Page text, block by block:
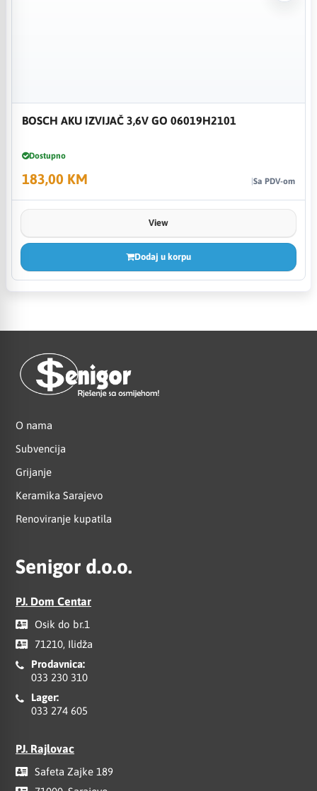
BOSCH AKU IZVIJAČ 3,6V GO 06019H2101
Dostupno
183,00 KM Sa PDV-om
View
Dodaj u korpu
O nama
Subvencija
Grijanje
Keramika Sarajevo
Renoviranje kupatila
Senigor d.o.o.
PJ. Dom Centar
Osik do br.1
71210, Ilidža
Prodavnica:
033 230 310
Lager:
033 274 605
PJ. Rajlovac
Safeta Zajke 189